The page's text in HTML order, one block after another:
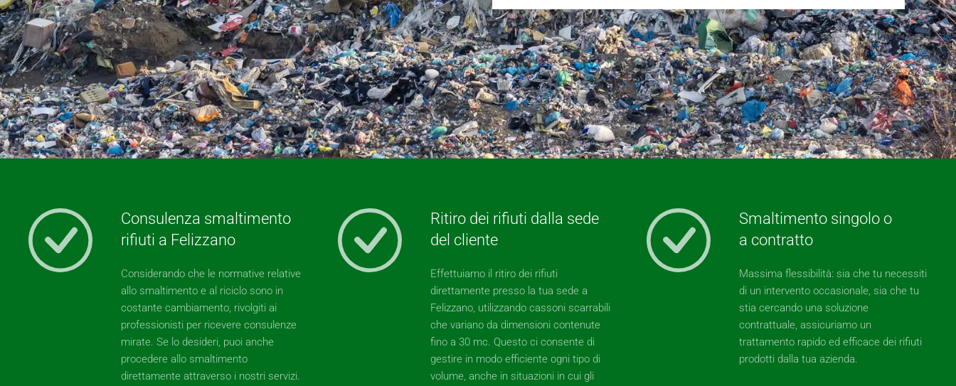
Consulenza smaltimento
rifiuti a Felizzano
Considerando che le normative relative
allo smaltimento e al riciclo sono in
costante cambiamento, rivolgiti ai
professionisti per ricevere consulenze
mirate. Se lo desideri, puoi anche
procedere allo smaltimento
direttamente attraverso i nostri servizi.
Ritiro dei rifiuti dalla sede
del cliente
Effettuiamo il ritiro dei rifiuti
direttamente presso la tua sede a
Felizzano, utilizzando cassoni scarrabili
che variano da dimensioni contenute
fino a 30 mc. Questo ci consente di
gestire in modo efficiente ogni tipo di
volume, anche in situazioni in cui gli
Smaltimento singolo o
a contratto
Massima flessibilità: sia che tu necessiti
di un intervento occasionale, sia che tu
stia cercando una soluzione
contrattuale, assicuriamo un
trattamento rapido ed efficace dei rifiuti
prodotti dalla tua azienda.